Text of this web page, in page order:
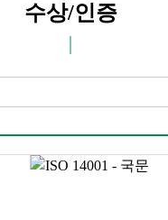
수상/인증